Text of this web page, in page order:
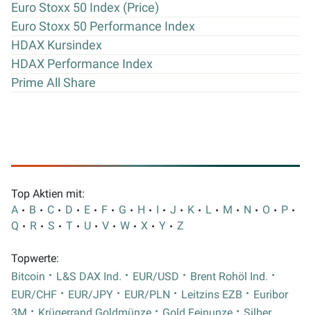
Euro Stoxx 50 Index (Price)
Euro Stoxx 50 Performance Index
HDAX Kursindex
HDAX Performance Index
Prime All Share
Top Aktien mit:
A
B C D E F G H I J K L M N O
P
Q
R S T U V W X Y Z
Topwerte:
Bitcoin
L&S DAX Ind. EUR/USD
Brent Rohöl Ind.
EUR/CHF
EUR/JPY EUR/PLN Leitzins EZB
Euribor